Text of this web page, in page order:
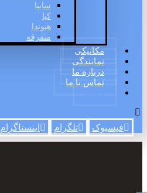
سایپا
کیا
هیوندا
متفرقه
مکانیکی
نمایندگی
درباره ما
تماس با ما
فیسبوک تلگرام اینستاگرام